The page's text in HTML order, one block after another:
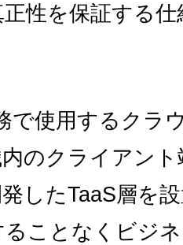
性を保証する
で使用するクラ
のクライアン
したTaaS層を
ことなくビジ